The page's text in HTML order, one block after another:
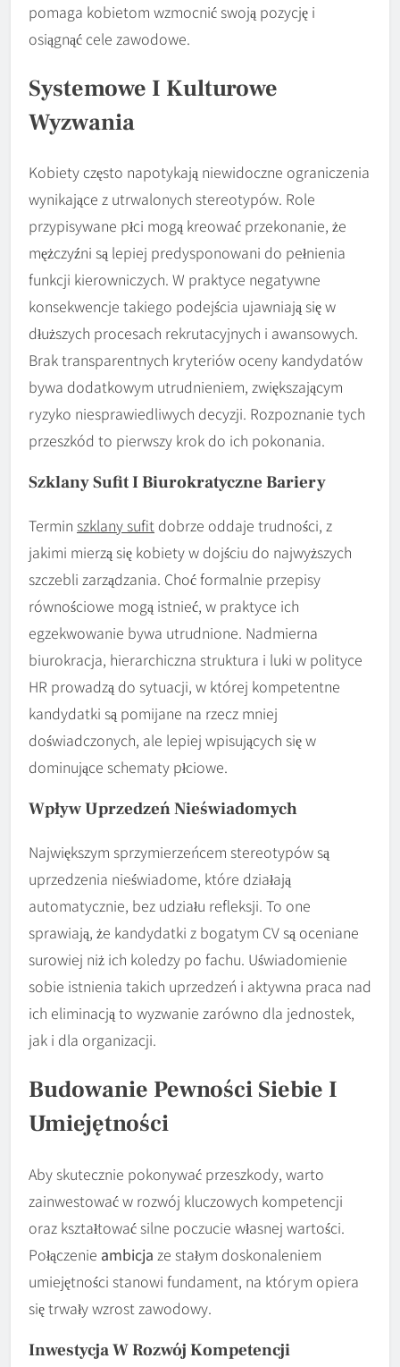
pomaga kobietom wzmocnić swoją pozycję i
osiągnąć cele zawodowe.
Systemowe I Kulturowe
Wyzwania
Kobiety często napotykają niewidoczne ograniczenia
wynikające z utrwalonych stereotypów. Role
przypisywane płci mogą kreować przekonanie, że
mężczyźni są lepiej predysponowani do pełnienia
funkcji kierowniczych. W praktyce negatywne
konsekwencje takiego podejścia ujawniają się w
dłuższych procesach rekrutacyjnych i awansowych.
Brak transparentnych kryteriów oceny kandydatów
bywa dodatkowym utrudnieniem, zwiększającym
ryzyko niesprawiedliwych decyzji. Rozpoznanie tych
przeszkód to pierwszy krok do ich pokonania.
Szklany Sufit I Biurokratyczne Bariery
Termin szklany sufit dobrze oddaje trudności, z
jakimi mierzą się kobiety w dojściu do najwyższych
szczebli zarządzania. Choć formalnie przepisy
równościowe mogą istnieć, w praktyce ich
egzekwowanie bywa utrudnione. Nadmierna
biurokracja, hierarchiczna struktura i luki w polityce
HR prowadzą do sytuacji, w której kompetentne
kandydatki są pomijane na rzecz mniej
doświadczonych, ale lepiej wpisujących się w
dominujące schematy płciowe.
Wpływ Uprzedzeń Nieświadomych
Największym sprzymierzeńcem stereotypów są
uprzedzenia nieświadome, które działają
automatycznie, bez udziału refleksji. To one
sprawiają, że kandydatki z bogatym CV są oceniane
surowiej niż ich koledzy po fachu. Uświadomienie
sobie istnienia takich uprzedzeń i aktywna praca nad
ich eliminacją to wyzwanie zarówno dla jednostek,
jak i dla organizacji.
Budowanie Pewności Siebie I
Umiejętności
Aby skutecznie pokonywać przeszkody, warto
zainwestować w rozwój kluczowych kompetencji
oraz kształtować silne poczucie własnej wartości.
Połączenie ambicja ze stałym doskonaleniem
umiejętności stanowi fundament, na którym opiera
się trwały wzrost zawodowy.
Inwestycja W Rozwój Kompetencji